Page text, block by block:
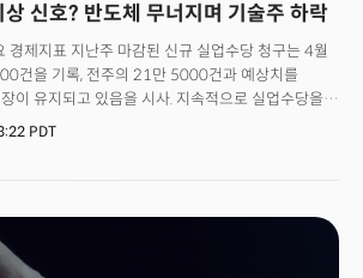
신호? 반도체 무너지며 기술주 하락
경제지표 지난주 마감된 신규 실업수당 청구는 4월
건을 기록, 전주의 21만 5000건과 예상치를
이 유지되고 있음을 시사. 지속적으로 실업수당을
190만 7000명으로 전주의 189만 8000명에서
정치와 동일. 소비자 지출은 3.5% 증가하며 성장
지출이 강세를 보인 반면 주거 투자는 -5%로 하락.
가능성에 대한 기대로 엔화 강세. 엔화 강세는
PDT